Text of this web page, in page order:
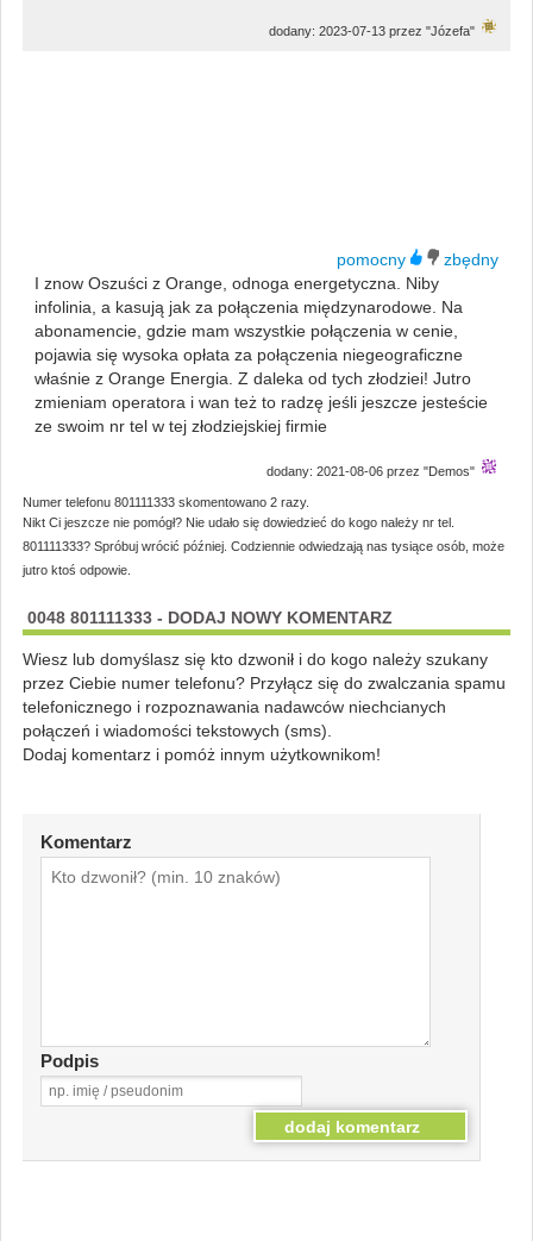
dodany: 2023-07-13 przez "Józefa"
I znow Oszuści z Orange, odnoga energetyczna. Niby
infolinia, a kasują jak za połączenia międzynarodowe. Na
abonamencie, gdzie mam wszystkie połączenia w cenie,
pojawia się wysoka opłata za połączenia niegeograficzne
właśnie z Orange Energia. Z daleka od tych złodziei! Jutro
zmieniam operatora i wan też to radzę jeśli jeszcze jesteście
ze swoim nr tel w tej złodziejskiej firmie
dodany: 2021-08-06 przez "Demos"
Numer telefonu 801111333 skomentowano 2 razy.
Nikt Ci jeszcze nie pomógł? Nie udało się dowiedzieć do kogo należy nr tel.
801111333? Spróbuj wrócić później. Codziennie odwiedzają nas tysiące osób, może
jutro ktoś odpowie.
0048 801111333 - DODAJ NOWY KOMENTARZ
Wiesz lub domyślasz się kto dzwonił i do kogo należy szukany
przez Ciebie numer telefonu? Przyłącz się do zwalczania spamu
telefonicznego i rozpoznawania nadawców niechcianych
połączeń i wiadomości tekstowych (sms).
Dodaj komentarz i pomóż innym użytkownikom!
Komentarz
Podpis